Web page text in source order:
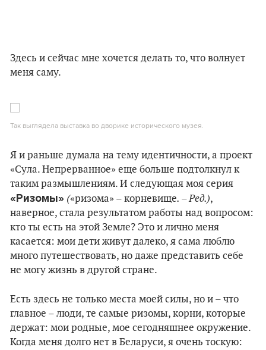
Здесь и сейчас мне хочется делать то, что волнует
меня саму.
Так выглядела выставка во дворике исторического музея.
Я и раньше думала на тему идентичности, а проект
«Сула. Непрерванное» еще больше подтолкнул к
таким размышлениям. И следующая моя серия
«Ризомы» («ризома» – корневище. – Ред.),
наверное, стала результатом работы над вопросом:
кто ты есть на этой Земле? Это и лично меня
касается: мои дети живут далеко, я сама люблю
много путешествовать, но даже представить себе
не могу жизнь в другой стране.
Есть здесь не только места моей силы, но и – что
главное – люди, те самые ризомы, корни, которые
держат: мои родные, мое сегодняшнее окружение.
Когда меня долго нет в Беларуси, я очень тоскую: